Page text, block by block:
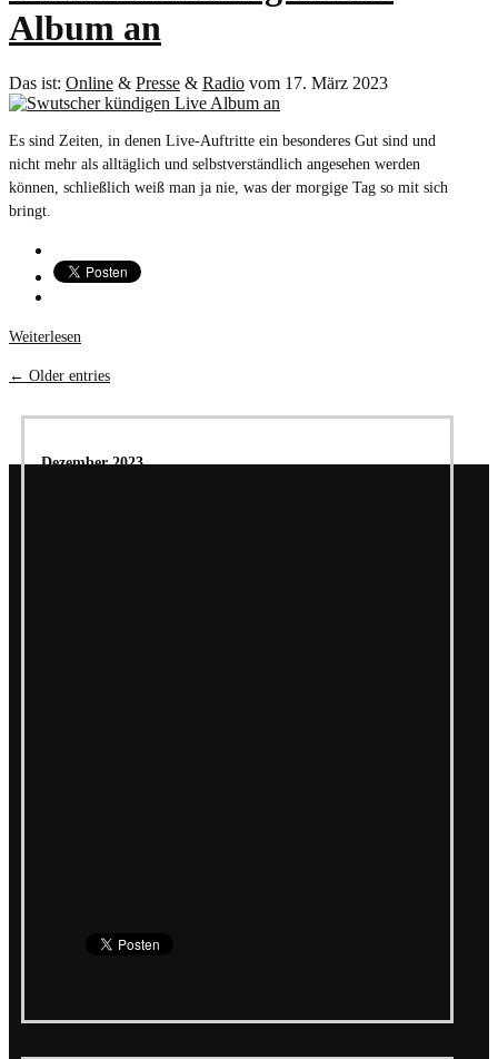
Album an
Das ist: Online & Presse & Radio vom 17. März 2023
Es sind Zeiten, in denen Live-Auftritte ein besonderes Gut sind und
nicht mehr als alltäglich und selbstverständlich angesehen werden
können, schließlich weiß man ja nie, was der morgige Tag so mit sich
bringt.
Weiterlesen
← Older entries
Dezember 2023